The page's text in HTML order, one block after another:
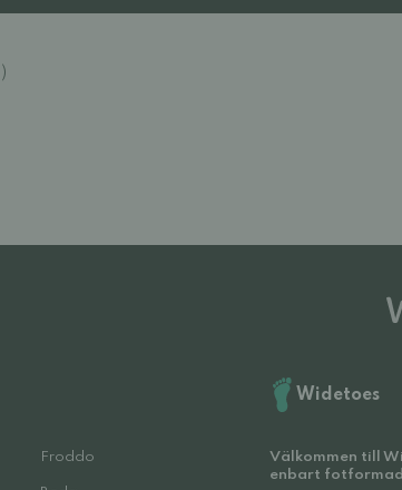
Froddo
Widetoes
Välkommen till
enbart